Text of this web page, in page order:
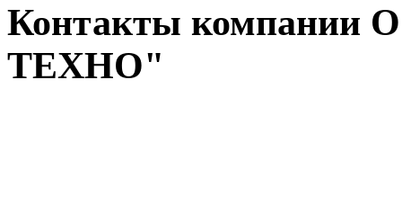
Контакты
ТЕХНО"